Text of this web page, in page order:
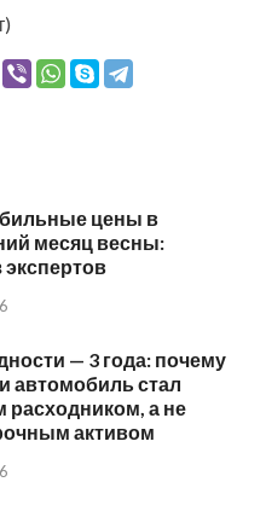
цены в
месяц весны:
экспертов
— 3 года: почему
автомобиль стал
расходником, а не
активом